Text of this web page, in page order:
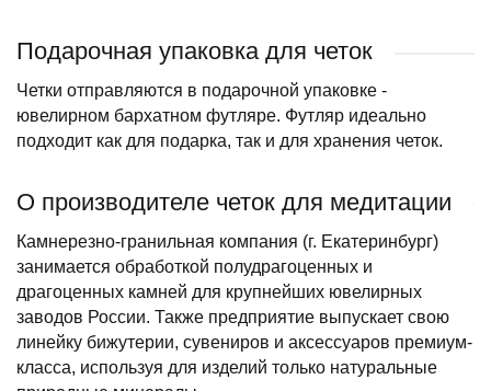
Подарочная упаковка для четок
Четки отправляются в подарочной упаковке -
ювелирном бархатном футляре. Футляр идеально
подходит как для подарка, так и для хранения четок.
О производителе четок для медитации
Камнерезно-гранильная компания (г. Екатеринбург)
занимается обработкой полудрагоценных и
драгоценных камней для крупнейших ювелирных
заводов России. Также предприятие выпускает свою
линейку бижутерии, сувениров и аксессуаров премиум-
класса, используя для изделий только натуральные